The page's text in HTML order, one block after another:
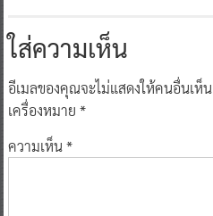
ใส่ความเห็น
อีเมลของคุณจะไม่แสดงให้คนอื่นเห็น
เครื่องหมาย *
ความเห็น*